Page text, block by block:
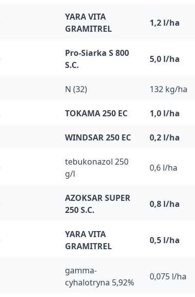
YARA VITA
GRAMITREL
1,2 l/ha
Pro-Siarka S 800
S.C.
5,0 l/ha
N (32) 132 kg/ha
TOKAMA 250 EC 1,0 l/ha
WINDSAR 250 EC 0,2 l/ha
tebukonazol 250
g/l
0,6 l/ha
AZOKSAR SUPER
250 S.C.
0,8 l/ha
YARA VITA
GRAMITREL
0,5 l/ha
gamma-
cyhalotryna 5,92%
0,075 l/ha